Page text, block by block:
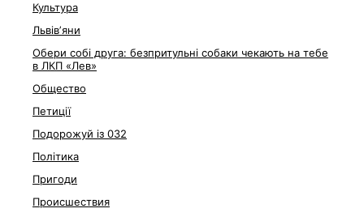
Культура
Львівʼяни
Обери собі друга: безпритульні собаки чекають на тебе
в ЛКП «Лев»
Общество
Петиції
Подорожуй із 032
Політика
Пригоди
Происшествия